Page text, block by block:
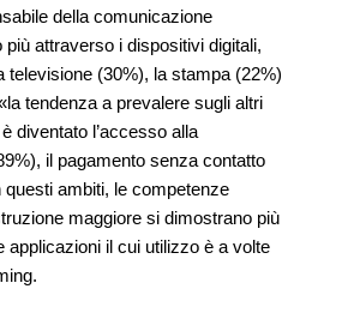
della comunicazione
attraverso i dispositivi digitali,
(30%), la stampa (22%)
tendenza a prevalere sugli altri
diventato l’accesso alla
il pagamento senza contatto
questi ambiti, le competenze
maggiore si dimostrano più
applicazioni il cui utilizzo è a volte